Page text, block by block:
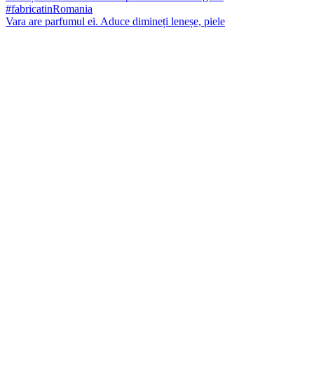
Vara are parfumul ei. Aduce dimineți leneșe, piele